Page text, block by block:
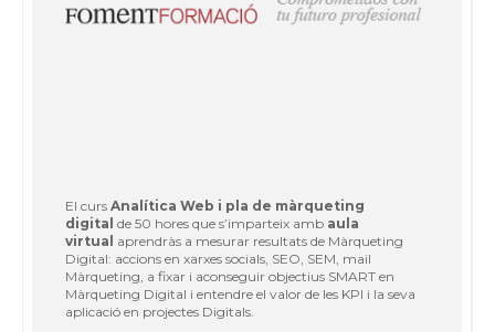
El curs Analítica Web i pla de màrqueting
digital de 50 hores que s’imparteix amb aula
virtual aprendràs a mesurar resultats de Màrqueting
Digital: accions en xarxes socials, SEO, SEM, mail
Màrqueting, a fixar i aconseguir objectius SMART en
Màrqueting Digital i entendre el valor de les KPI i la seva
aplicació en projectes Digitals.